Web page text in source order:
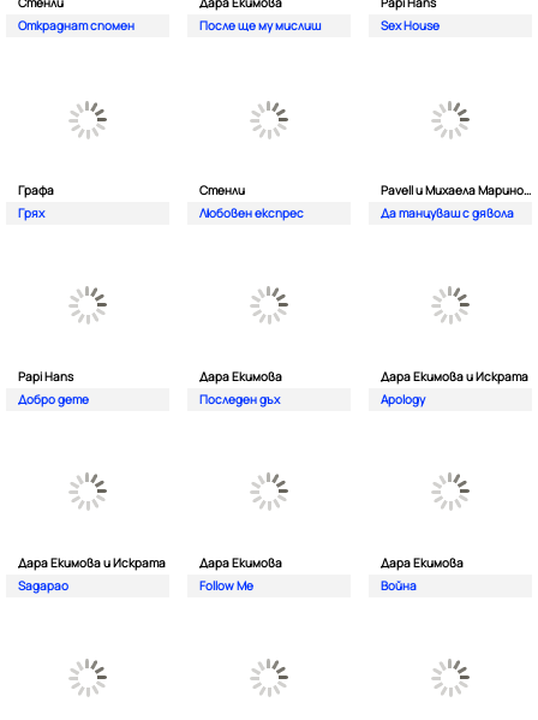
Стенли
Откраднат спомен
Дара Екимова
После ще му мислиш
Papi Hans
Sex House
Графа
Грях
Стенли
Любовен експрес
Pavell и Михаела Маринова
Да танцуваш с дявола
Papi Hans
Добро дете
Дара Екимова
Последен дъх
Дара Екимова и Искрата
Apology
Дара Екимова и Искрата
Sagapao
Дара Екимова
Follow Me
Дара Екимова
Война